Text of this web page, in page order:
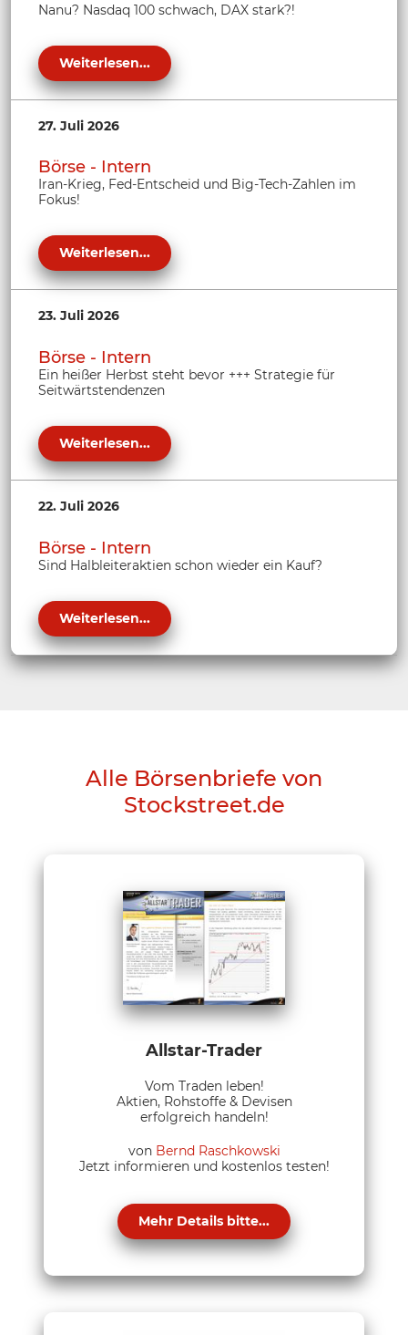
Nanu? Nasdaq 100 schwach, DAX stark?!
Weiterlesen...
27. Juli 2026
Börse - Intern
Iran-Krieg, Fed-Entscheid und Big-Tech-Zahlen im
Fokus!
Weiterlesen...
23. Juli 2026
Börse - Intern
Ein heißer Herbst steht bevor +++ Strategie für
Seitwärtstendenzen
Weiterlesen...
22. Juli 2026
Börse - Intern
Sind Halbleiteraktien schon wieder ein Kauf?
Weiterlesen...
Alle Börsenbriefe von
Stockstreet.de
Allstar-Trader
Vom Traden leben!
Aktien, Rohstoffe & Devisen
erfolgreich handeln!
von Bernd Raschkowski
Jetzt informieren und kostenlos testen!
Mehr Details bitte...